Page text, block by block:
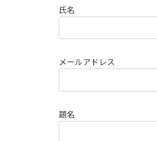
氏名
メールアドレス
題名